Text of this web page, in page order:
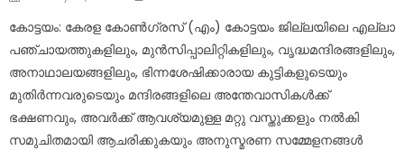
കോട്ടയം: കേരള കോൺഗ്രസ് (എം) കോട്ടയം ജില്ലയിലെ എല്ലാ
പഞ്ചായത്തുകളിലും, മുൻസിപ്പാലിറ്റികളിലും, വൃദ്ധമന്ദിരങ്ങളിലും,
അനാഥാലയങ്ങളിലും, ഭിന്നശേഷിക്കാരായ കുട്ടികളുടെയും
മുതിർന്നവരുടെയും മന്ദിരങ്ങളിലെ അന്തേവാസികൾക്ക്
ഭക്ഷണവും, അവർക്ക് ആവശ്യമുള്ള മറ്റു വസ്തുക്കളും നൽകി
സമുചിതമായി ആചരിക്കുകയും അനുസ്മരണ സമ്മേളനങ്ങൾ